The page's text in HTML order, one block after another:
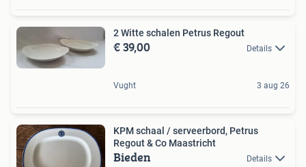
2 Witte schalen Petrus Regout
€ 39,00 Details
Vught 3 aug 26
KPM schaal / serveerbord, Petrus
Regout & Co Maastricht
Bieden Details